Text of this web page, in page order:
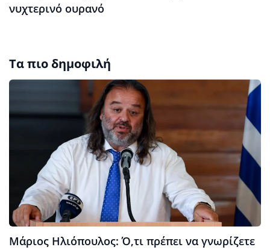
νυχτερινό ουρανό
Τα πιο δημοφιλή
Μάριος Ηλιόπουλος: Ό,τι πρέπει να γνωρίζετε